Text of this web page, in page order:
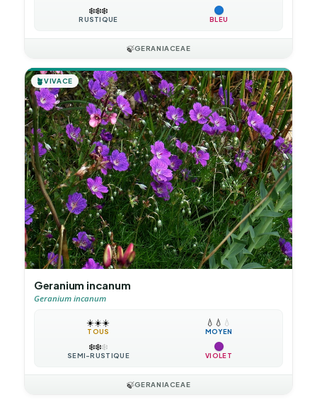
❄️❄️❄️
RUSTIQUE BLEU
🍃GERANIACEAE
🪴VIVACE
Geranium incanum
Geranium incanum
☀️☀️☀️
TOUS
💧 💧 💧
MOYEN
❄️❄️❄️
SEMI-RUSTIQUE VIOLET
🍃GERANIACEAE